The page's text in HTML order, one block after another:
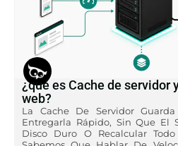
¿qué es Cache de servidor
web?
La Cache De Servidor
Entregarla Rápido, Sin Que El
Disco Duro O Recalcular